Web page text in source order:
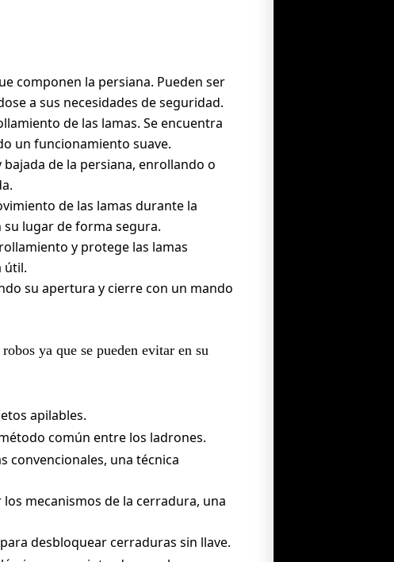
componen la persiana. Pueden ser
a sus necesidades de seguridad.
de las lamas. Se encuentra
un funcionamiento suave.
de la persiana, enrollando o
de las lamas durante la
lugar de forma segura.
y protege las lamas
útil.
su apertura y cierre con un mando
ya que se pueden evitar en su
apilables.
común entre los ladrones.
convencionales, una técnica
mecanismos de la cerradura, una
desbloquear cerraduras sin llave.